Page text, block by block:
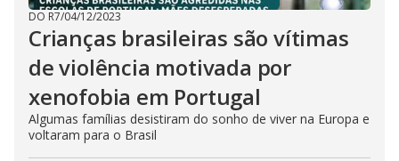
DO R7/04/12/2023
Crianças brasileiras são vítimas
de violência motivada por
xenofobia em Portugal
Algumas famílias desistiram do sonho de viver na Europa e
voltaram para o Brasil